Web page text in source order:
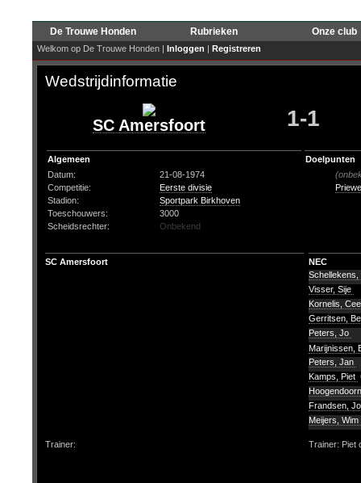
De Trouwe Honden Rubrieken Onze club
Welkom op De Trouwe Honden | Inloggen | Registreren
Wedstrijdinformatie
SC Amersfoort 1-1
Algemeen
Datum:
21-08-1974
Competitie:
Eerste divisie
Stadion:
Sportpark Birkhoven
Toeschouwers:
3000
Scheidsrechter:
Onbekend
Doelpunten
SC Amersfoort
NEC
Visser, Sije
Kornelis,
Gerritsen,
Peters, Jo
Marijnissen,
Peters, Jan
Kamps, Piet
Frandsen,
Meijers, Wim
Trainer: Trainer: Piet